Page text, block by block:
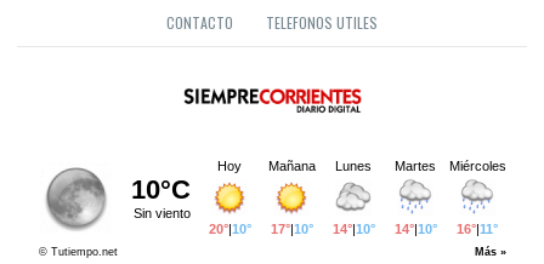
CONTACTO TELEFONOS UTILES